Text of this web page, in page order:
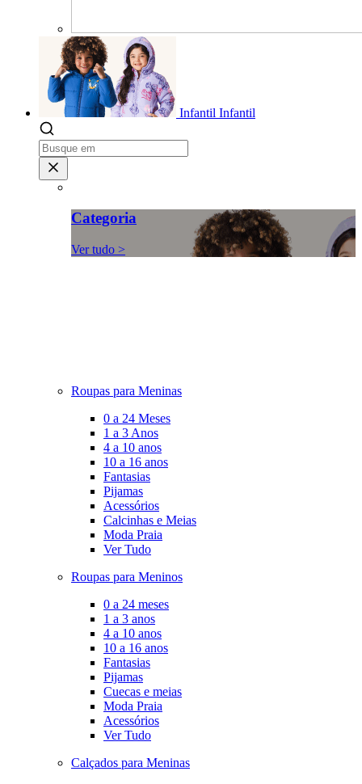
Infantil Infantil
Categoria
Ver tudo >
Roupas para Meninas
0 a 24 Meses
1 a 3 Anos
4 a 10 anos
10 a 16 anos
Fantasias
Pijamas
Acessórios
Calcinhas e Meias
Moda Praia
Ver Tudo
Roupas para Meninos
0 a 24 meses
1 a 3 anos
4 a 10 anos
10 a 16 anos
Fantasias
Pijamas
Cuecas e meias
Moda Praia
Acessórios
Ver Tudo
Calçados para Meninas